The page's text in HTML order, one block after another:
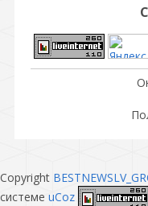
Copyright
системе uCoz